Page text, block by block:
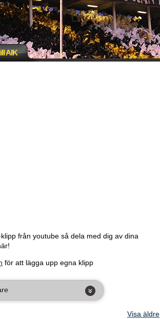
AIK
från youtube så dela med dig av dina
för att lägga upp egna klipp
Visa äldre